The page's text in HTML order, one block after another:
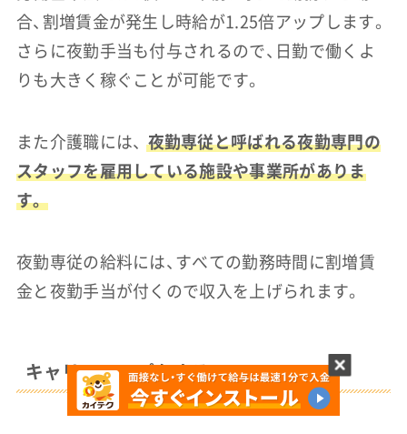
合、割増賃金が発生し時給が1.25倍アップします。
さらに夜勤手当も付与されるので、日勤で働くよ
りも大きく稼ぐことが可能です。
また介護職には、
夜勤専従と呼ばれる夜勤専門の
スタッフを雇用している施設や事業所がありま
す。
夜勤専従の給料には、すべての勤務時間に割増賃
金と夜勤手当が付くので収入を上げられます。
キャリアアップをする